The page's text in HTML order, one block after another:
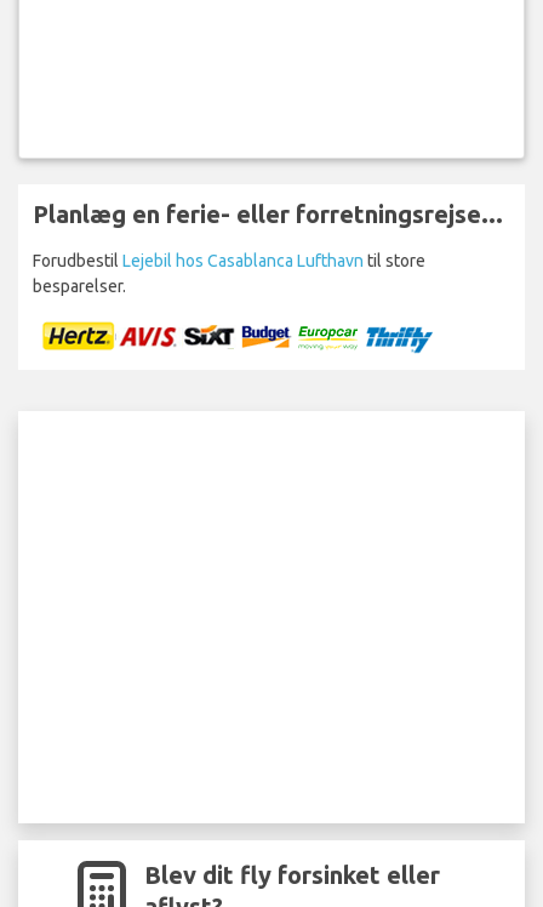
Planlæg en ferie- eller forretningsrejse...
Forudbestil Lejebil hos Casablanca Lufthavn til store
besparelser.
Blev dit fly forsinket eller